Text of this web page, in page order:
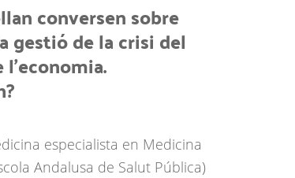
conversen sobre
gestió de la crisi del
l'economia.
especialista en Medicina
Andalusa de Salut Pública)